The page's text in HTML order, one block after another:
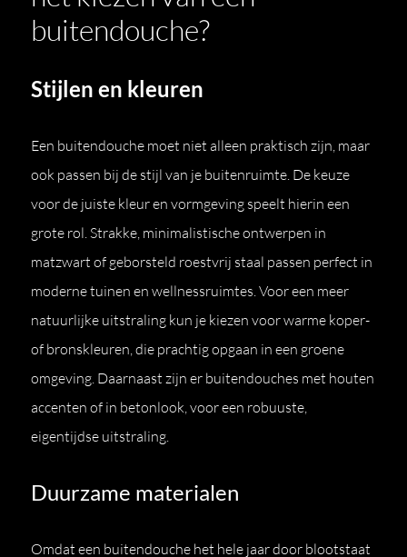
buitendouche?
Stijlen en kleuren
Een buitendouche moet niet alleen praktisch zijn, maar
ook passen bij de stijl van je buitenruimte. De keuze
voor de juiste kleur en vormgeving speelt hierin een
grote rol. Strakke, minimalistische ontwerpen in
matzwart of geborsteld roestvrij staal passen perfect in
moderne tuinen en wellnessruimtes. Voor een meer
natuurlijke uitstraling kun je kiezen voor warme koper-
of bronskleuren, die prachtig opgaan in een groene
omgeving. Daarnaast zijn er buitendouches met houten
accenten of in betonlook, voor een robuuste,
eigentijdse uitstraling.
Duurzame materialen
Omdat een buitendouche het hele jaar door blootstaat